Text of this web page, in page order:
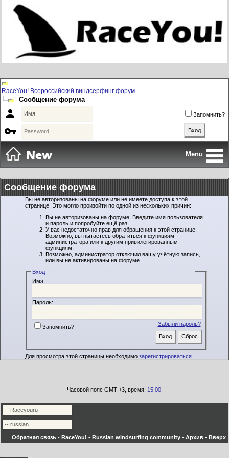
RaceYou! Всероссийский виндсерфинг форум
Сообщение форума
 Запомнить?

Menu
Сообщение форума
Вы не авторизованы на форуме или не имеете доступа к этой
странице. Это могло произойти по одной из нескольких причин:
Вы не авторизованы на форуме. Введите имя пользователя
и пароль и попробуйте ещё раз.
У вас недостаточно прав для обращения к этой странице.
Возможно, вы пытаетесь обратиться к функциям
администратора или к другим привилегированным
функциям.
Возможно, администратор отключил вашу учётную запись,
или вы не активированы на форуме.
Вход
Имя:
Пароль:
Забыли пароль?
Запомнить?
Для просмотра этой страницы необходимо зарегистрироваться
Часовой пояс GMT +3, время: 15:00.
Обратная связь - RaceYou! - Russian windsurfing community - Архив - Вверх